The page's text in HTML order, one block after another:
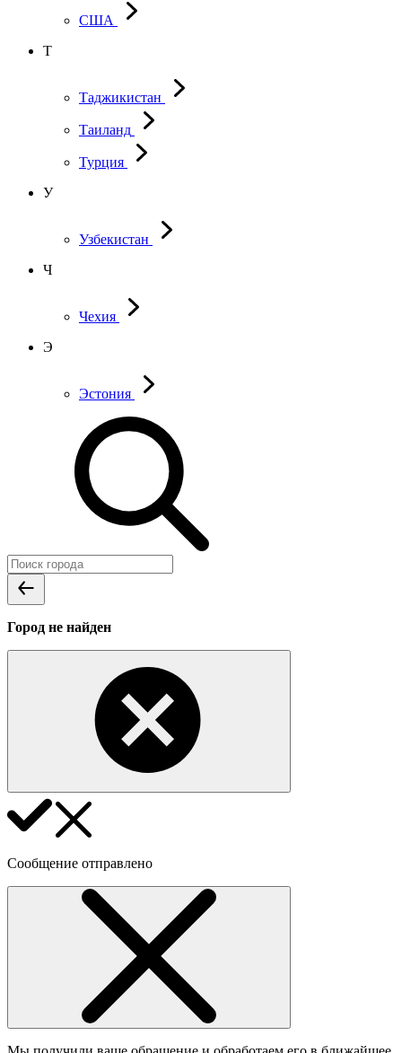
США
Т
Таджикистан
Таиланд
Турция
У
Узбекистан
Ч
Чехия
Э
Эстония
Город не найден
Сообщение отправлено